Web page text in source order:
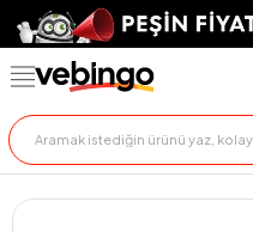
Genel Bakış Ürün Açıklaması